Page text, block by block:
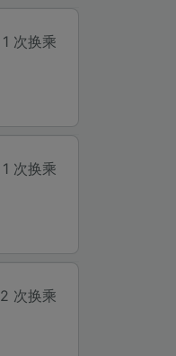
1 次换乘
1 次换乘
2 次换乘